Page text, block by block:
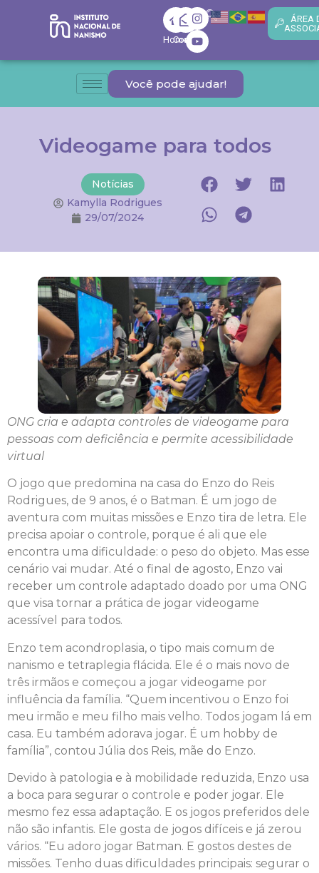
Home
Contato
ÁREA
Você pode ajudar!
Videogame para todos
Notícias
Kamylla Rodrigues
29/07/2024
ONG cria e adapta controles de videogame para
pessoas com deficiência e permite acessibilidade
virtual
O jogo que predomina na casa do Enzo do Reis
Rodrigues, de 9 anos, é o Batman. É um jogo de
aventura com muitas missões e Enzo tira de letra. Ele
precisa apoiar o controle, porque é ali que ele
encontra uma dificuldade: o peso do objeto. Mas esse
cenário vai mudar. Até o final de agosto, Enzo vai
receber um controle adaptado doado por uma ONG
que visa tornar a prática de jogar videogame
acessível para todos.
Enzo tem acondroplasia, o tipo mais comum de
nanismo e tetraplegia flácida. Ele é o mais novo de
três irmãos e começou a jogar videogame por
influência da família. “Quem incentivou o Enzo foi
meu irmão e meu filho mais velho. Todos jogam lá em
casa. Eu também adorava jogar. É um hobby de
família”, contou Júlia dos Reis, mãe do Enzo.
Devido à patologia e à mobilidade reduzida, Enzo usa
a boca para segurar o controle e poder jogar. Ele
mesmo fez essa adaptação. E os jogos preferidos dele
não são infantis. Ele gosta de jogos difíceis e já zerou
vários. “Eu adoro jogar Batman. E gostos destes de
missões. Tenho duas dificuldades principais: segurar o